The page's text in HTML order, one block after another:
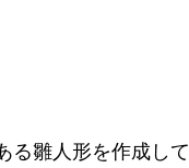
る雛人形を作成して